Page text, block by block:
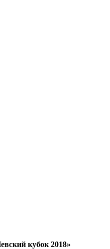
кубок 2018»